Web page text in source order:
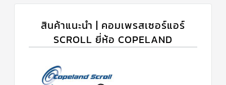
สินค้าแนะนำ | คอมเพรสเซอร์แอร์
SCROLL ยี่ห้อ COPELAND